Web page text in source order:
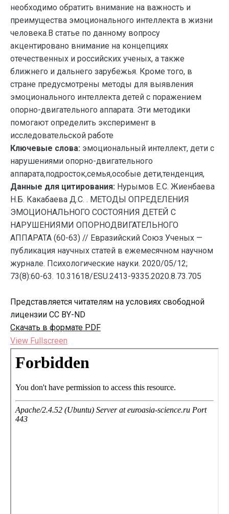
необходимо обратить внимание на важность и
преимущества эмоционального интеллекта в жизни
человека.В статье по данному вопросу
акцентировано внимание на концепциях
отечественных и российских ученых, а также
ближнего и дальнего зарубежья. Кроме того, в
стране предусмотрены методы для выявления
эмоционального интеллекта детей с поражением
опорно-двигательного аппарата. Эти методики
помогают определить эксперимент в
исследовательской работе
Ключевые слова: эмоциональный интеллект, дети с
нарушениями опорно-двигательного
аппарата,подросток,семья,особые дети,тенденция,
Данные для цитирования: Нурымов Е.С. Жиенбаева
Н.Б. Какабаева Д.С. . МЕТОДЫ ОПРЕДЕЛЕНИЯ
ЭМОЦИОНАЛЬНОГО СОСТОЯНИЯ ДЕТЕЙ С
НАРУШЕНИЯМИ ОПОРНОДВИГАТЕЛЬНОГО
АППАРАТА (60-63) // Евразийский Союз Ученых —
публикация научных статей в ежемесячном научном
журнале. Психологические науки. 2020/05/12;
73(8):60-63. 10.31618/ESU.2413-9335.2020.8.73.705
Представляется читателям на условиях свободной
лицензии CC BY-ND
Скачать в формате PDF
View Fullscreen
Перейти
содержимому